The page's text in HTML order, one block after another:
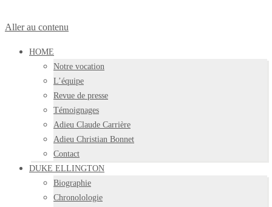
Aller au contenu
HOME
Notre vocation
L’équipe
Revue de presse
Témoignages
Adieu Claude Carrière
Adieu Christian Bonnet
Contact
DUKE ELLINGTON
Biographie
Chronolologie